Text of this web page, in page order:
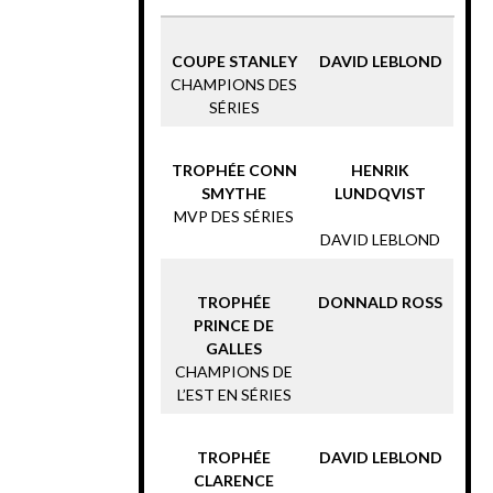
COUPE STANLEY
CHAMPIONS DES
SÉRIES
DAVID LEBLOND
TROPHÉE CONN
SMYTHE
MVP DES SÉRIES
HENRIK
LUNDQVIST
DAVID LEBLOND
TROPHÉE
PRINCE DE
GALLES
CHAMPIONS DE
L’EST EN SÉRIES
DONNALD ROSS
TROPHÉE
CLARENCE
DAVID LEBLOND